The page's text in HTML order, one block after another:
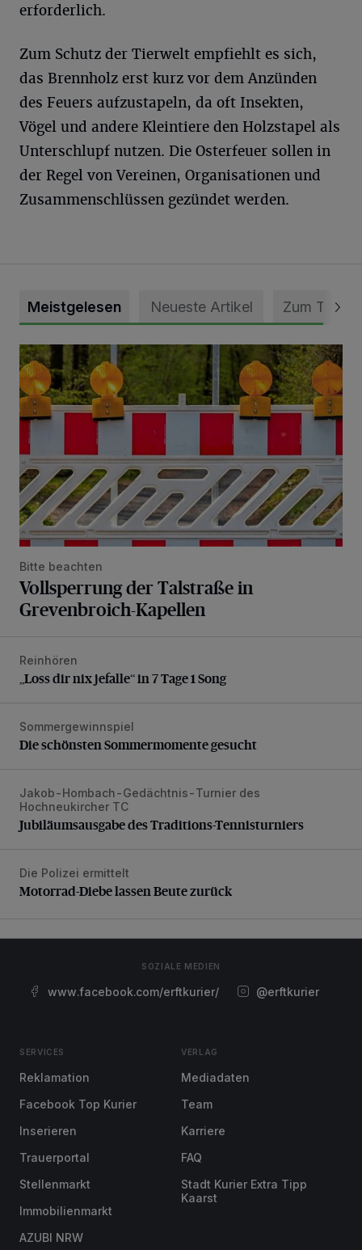
erforderlich.
Zum Schutz der Tierwelt empfiehlt es sich,
das Brennholz erst kurz vor dem Anzünden
des Feuers aufzustapeln, da oft Insekten,
Vögel und andere Kleintiere den Holzstapel als
Unterschlupf nutzen. Die Osterfeuer sollen in
der Regel von Vereinen, Organisationen und
Zusammenschlüssen gezündet werden.
Meistgelesen Neueste Artikel Zum Thema
Vollsperrung der Talstraße in Grevenbroich-Kapellen
Bitte beachten
Vollsperrung der Talstraße in
Grevenbroich-Kapellen
„Loss dir nix jefalle“ in 7 Tage 1 Song
Reinhören
„Loss dir nix jefalle“ in 7 Tage 1 Song
Die schönsten Sommermomente gesucht
Sommergewinnspiel
Die schönsten Sommermomente gesucht
Jubiläumsausgabe des Traditions-Tennisturniers
Jakob-Hombach-Gedächtnis-Turnier des
Hochneukircher TC
Jubiläumsausgabe des Traditions-Tennisturniers
Motorrad-Diebe lassen Beute zurück
Die Polizei ermittelt
Motorrad-Diebe lassen Beute zurück
SOZIALE MEDIEN
www.facebook.com/erftkurier/ @erftkurier
SERVICES
Reklamation
Facebook Top Kurier
Inserieren
Trauerportal
Stellenmarkt
Immobilienmarkt
AZUBI NRW
VERLAG
Mediadaten
Team
Karriere
FAQ
Stadt Kurier Extra Tipp
Kaarst